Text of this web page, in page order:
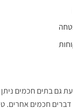
גם בתים חכמים